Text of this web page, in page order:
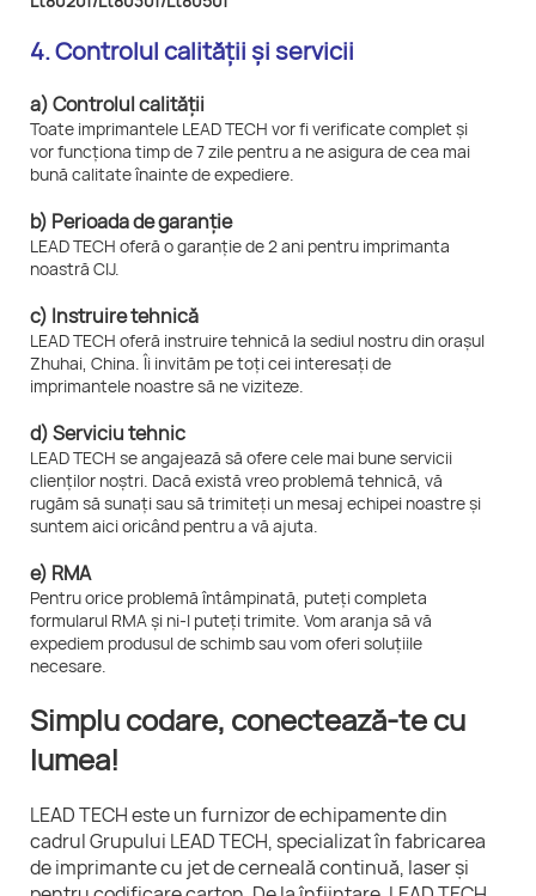
4. Controlul calității și servicii
a) Controlul calității
Toate imprimantele LEAD TECH vor fi verificate complet și
vor funcționa timp de 7 zile pentru a ne asigura de cea mai
bună calitate înainte de expediere.
b) Perioada de garanție
LEAD TECH oferă o garanție de 2 ani pentru imprimanta
noastră CIJ.
c) Instruire tehnică
LEAD TECH oferă instruire tehnică la sediul nostru din orașul
Zhuhai, China. Îi invităm pe toți cei interesați de
imprimantele noastre să ne viziteze.
d) Serviciu tehnic
LEAD TECH se angajează să ofere cele mai bune servicii
clienților noștri. Dacă există vreo problemă tehnică, vă
rugăm să sunați sau să trimiteți un mesaj echipei noastre și
suntem aici oricând pentru a vă ajuta.
e) RMA
Pentru orice problemă întâmpinată, puteți completa
formularul RMA și ni-l puteți trimite. Vom aranja să vă
expediem produsul de schimb sau vom oferi soluțiile
necesare.
Simplu codare, conectează-te cu
lumea!
LEAD TECH este un furnizor de echipamente din
cadrul Grupului LEAD TECH, specializat în fabricarea
de imprimante cu jet de cerneală continuă, laser și